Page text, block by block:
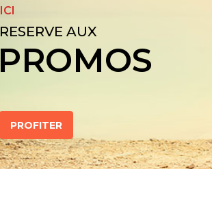
ICI
RESERVE AUX
PROMOS
PROFITER